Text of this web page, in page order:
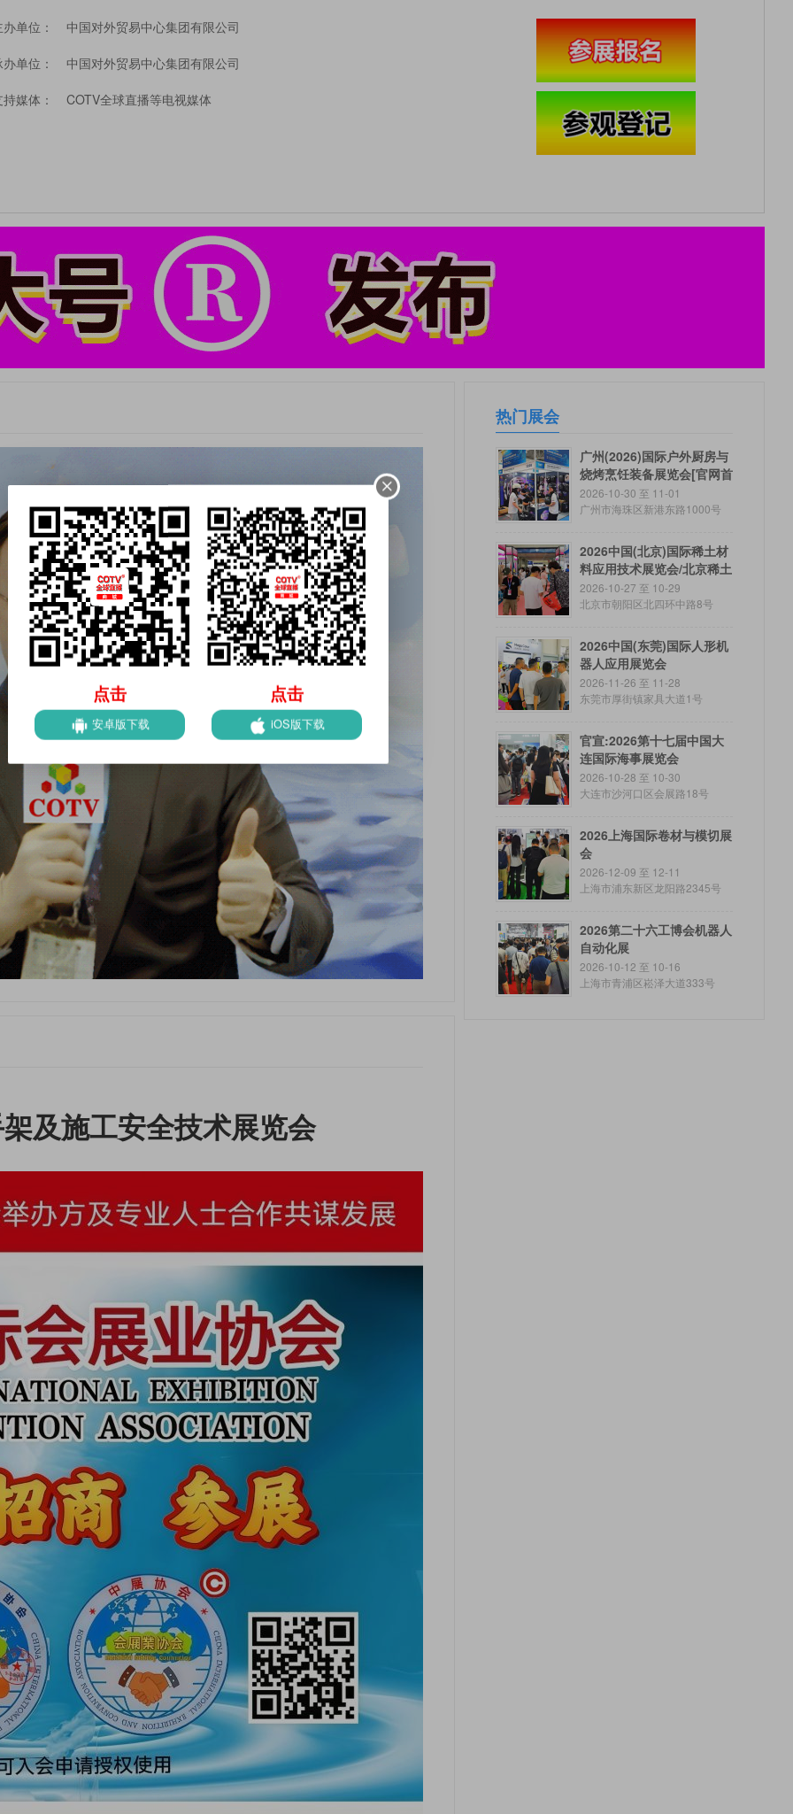
单位： 中国对外贸易中心集团有限公司
单位： 中国对外贸易中心集团有限公司
媒体： COTV全球直播等电视媒体
及施工安全技术展览会
热门展会
广州(2026)国际户外厨房与
烧烤烹饪装备展览会[官网首
页]
2026-10-30 至 11-01
广州市海珠区新港东路1000号
2026中国(北京)国际稀土材
料应用技术展览会/北京稀土
展
2026-10-27 至 10-29
北京市朝阳区北四环中路8号
2026中国(东莞)国际人形机
器人应用展览会
2026-11-26 至 11-28
东莞市厚街镇家具大道1号
官宣:2026第十七届中国大
连国际海事展览会
2026-10-28 至 10-30
大连市沙河口区会展路18号
2026上海国际卷材与模切展
会
2026-12-09 至 12-11
上海市浦东新区龙阳路2345号
2026第二十六工博会机器人
自动化展
2026-10-12 至 10-16
上海市青浦区崧泽大道333号
点击
安卓版下载
点击
iOS版下载